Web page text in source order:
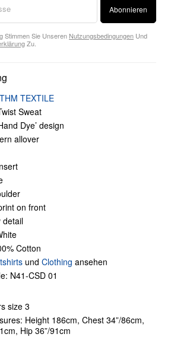
Abonnieren
Stimmen Sie Unseren Nutzungsbedingungen Und
Zu.
TEXTILE
Sweat
Dye’ design
allover
on front
detail
Cotton
und Clothing ansehen
N41-CSD 01
size 3
Height 186cm, Chest 34”/86cm,
Hip 36”/91cm